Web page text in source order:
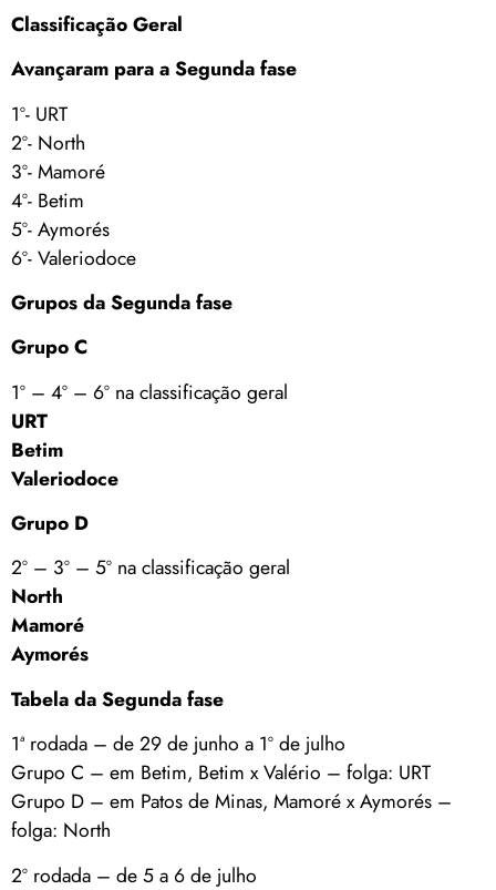
Classificação Geral
Avançaram para a Segunda fase
1º- URT
2º- North
3º- Mamoré
4º- Betim
5º- Aymorés
6º- Valeriodoce
Grupos da Segunda fase
Grupo C
1º – 4º – 6º na classificação geral
URT
Betim
Valeriodoce
Grupo D
2º – 3º – 5º na classificação geral
North
Mamoré
Aymorés
Tabela da Segunda fase
1ª rodada – de 29 de junho a 1º de julho
Grupo C – em Betim, Betim x Valério – folga: URT
Grupo D – em Patos de Minas, Mamoré x Aymorés –
folga: North
2º rodada – de 5 a 6 de julho